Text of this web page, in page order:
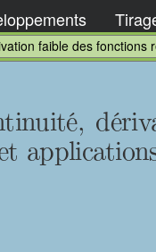
faible des fonctions